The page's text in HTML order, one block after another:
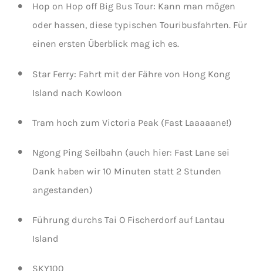
Hop on Hop off Big Bus Tour: Kann man mögen
oder hassen, diese typischen Touribusfahrten. Für
einen ersten Überblick mag ich es.
Star Ferry: Fahrt mit der Fähre von Hong Kong
Island nach Kowloon
Tram hoch zum Victoria Peak (Fast Laaaaane!)
Ngong Ping Seilbahn (auch hier: Fast Lane sei
Dank haben wir 10 Minuten statt 2 Stunden
angestanden)
Führung durchs Tai O Fischerdorf auf Lantau
Island
SKY100